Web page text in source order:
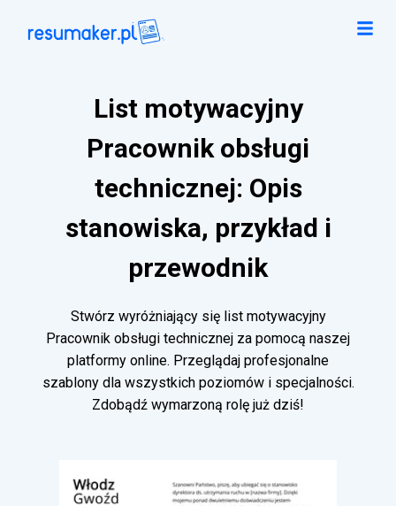
List motywacyjny
Pracownik obsługi
technicznej: Opis
stanowiska, przykład i
przewodnik
Stwórz wyróżniający się list motywacyjny
Pracownik obsługi technicznej za pomocą naszej
platformy online. Przeglądaj profesjonalne
szablony dla wszystkich poziomów i specjalności.
Zdobądź wymarzoną rolę już dziś!